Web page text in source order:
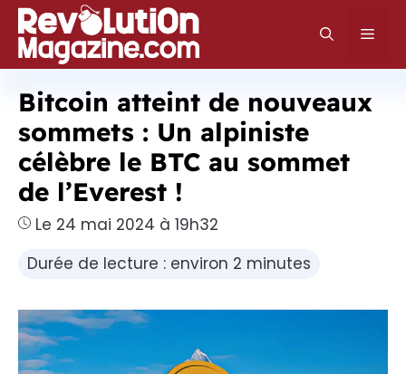
Aller
au
contenu
Bitcoin atteint de nouveaux
sommets : Un alpiniste
célèbre le BTC au sommet
de l’Everest !
Le 24 mai 2024 à 19h32
Durée de lecture : environ 2 minutes